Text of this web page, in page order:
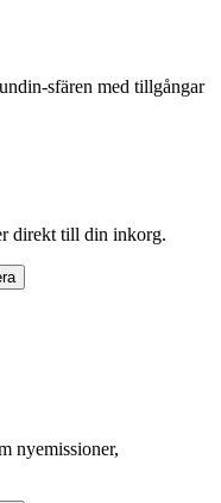
sfären med tillgångar
direkt till din inkorg.
nyemissioner,